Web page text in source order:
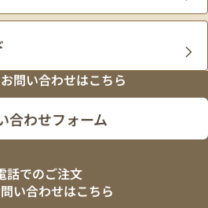
お問い合わせはこちら
合わせフォーム
話でのご注文
い合わせはこちら